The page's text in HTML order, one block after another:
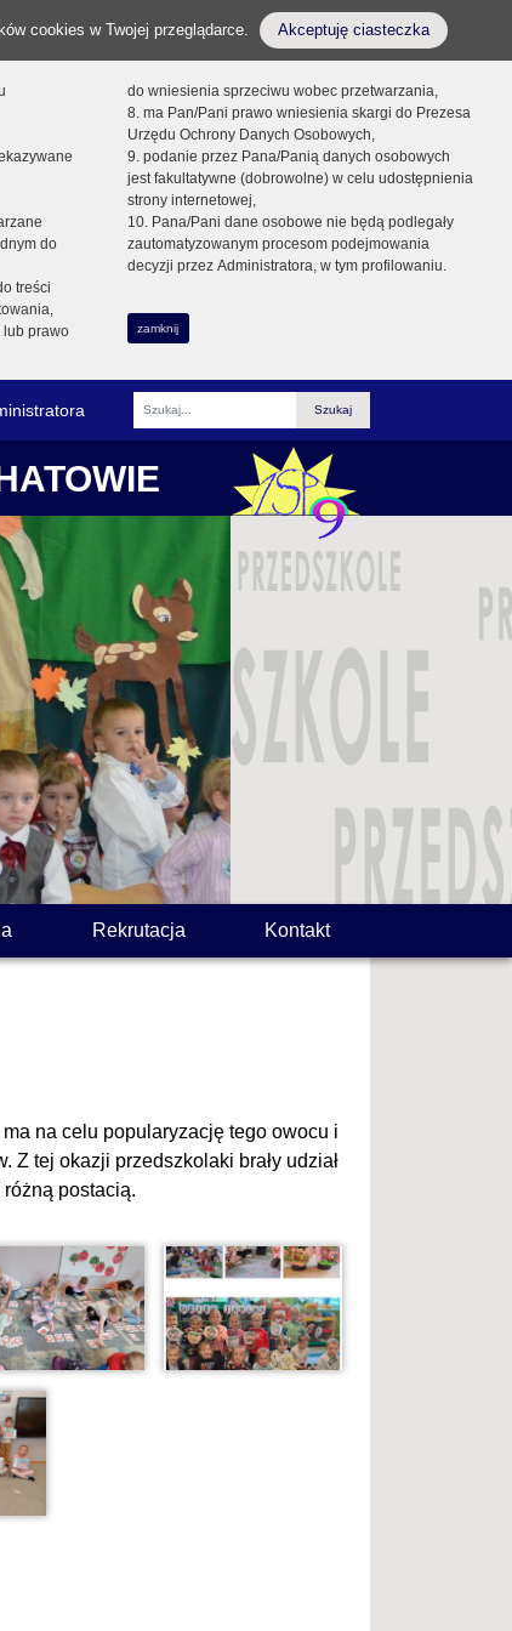
cookies w Twojej przeglądarce. Akceptuję ciasteczka
do
treści
prawo
do wniesienia sprzeciwu wobec przetwarzania,
8. ma Pan/Pani prawo wniesienia skargi do Prezesa
Urzędu Ochrony Danych Osobowych,
9. podanie przez Pana/Panią danych osobowych
jest fakultatywne (dobrowolne) w celu udostępnienia
strony internetowej,
10. Pana/Pani dane osobowe nie będą podlegały
zautomatyzowanym procesom podejmowania
decyzji przez Administratora, w tym profilowaniu.
zamknij
Fraza
Rekrutacja Kontakt
na celu popularyzację tego owocu i
Z tej okazji przedszkolaki brały udział
różną postacią.